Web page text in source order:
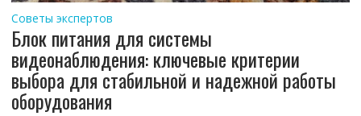
Советы экспертов
Блок питания для системы
видеонаблюдения: ключевые критерии
выбора для стабильной и надежной работы
оборудования